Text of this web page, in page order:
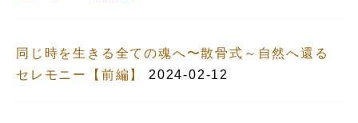
同じ時を生きる全ての魂へ〜散骨式～自然へ還る
セレモニー【前編】
2024-02-12